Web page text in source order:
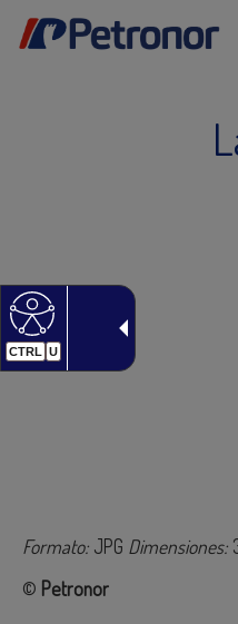
CTRL U
Formato: JPG Dimensiones:
© Petronor